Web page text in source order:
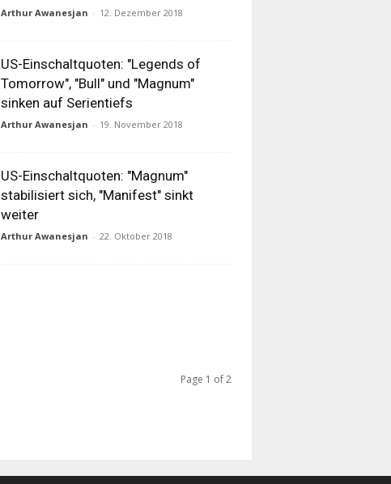
Arthur Awanesjan - 12. Dezember 2018
US-Einschaltquoten: "Legends of
Tomorrow", "Bull" und "Magnum"
sinken auf Serientiefs
Arthur Awanesjan - 19. November 2018
US-Einschaltquoten: "Magnum"
stabilisiert sich, "Manifest" sinkt
weiter
Arthur Awanesjan - 22. Oktober 2018
Page 1 of 2